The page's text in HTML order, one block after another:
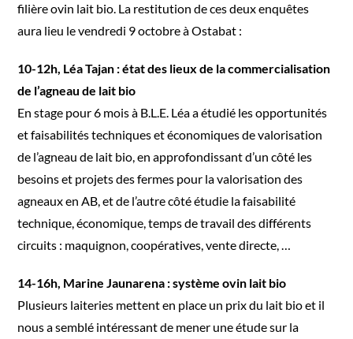
filière ovin lait bio. La restitution de ces deux enquêtes
aura lieu le vendredi 9 octobre à Ostabat :
10-12h, Léa Tajan : état des lieux de la commercialisation
de l’agneau de lait bio
En stage pour 6 mois à B.L.E. Léa a étudié les opportunités
et faisabilités techniques et économiques de valorisation
de l’agneau de lait bio, en approfondissant d’un côté les
besoins et projets des fermes pour la valorisation des
agneaux en AB, et de l’autre côté étudie la faisabilité
technique, économique, temps de travail des différents
circuits : maquignon, coopératives, vente directe, …
14-16h, Marine Jaunarena : système ovin lait bio
Plusieurs laiteries mettent en place un prix du lait bio et il
nous a semblé intéressant de mener une étude sur la